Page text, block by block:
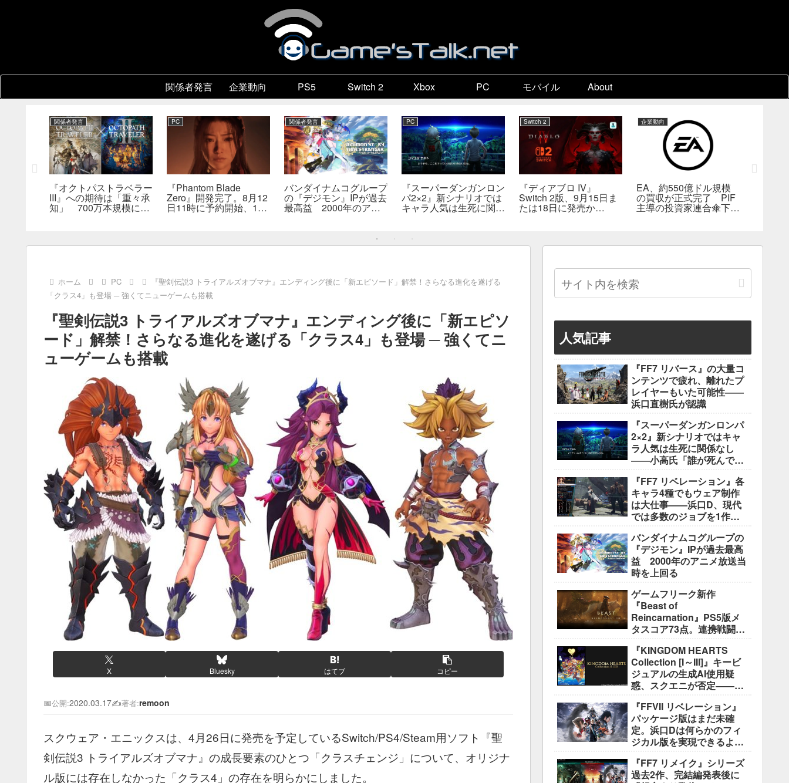
関係者発言 企業動向 PS5 Switch 2 Xbox PC モバイル About
関係者発言
『オクトパストラベラー
III』への期待は「重々承
知」 700万本規模に成
PC
『Phantom Blade
Zero』開発完了。8月12
日11時に予約開始、11
関係者発言
バンダイナムコグループ
の『デジモン』IPが過去
最高益 2000年のアニ
PC
『スーパーダンガンロン
パ2×2』新シナリオでは
キャラ人気は生死に関係
らないで」
Switch 2
『ディアブロ IV』
Switch 2版、9月15日ま
たは18日に発売か
企業動向
EA、約550億ドル規模
の買収が正式完了 PIF
主導の投資家連合傘下で
満
ホーム PC
『聖剣伝説3 トライアルズオブマナ』エンディング後に「新エピソード」解禁！さらなる進化を遂げる
「クラス4」も登場 ─ 強くてニューゲームも搭載
『聖剣伝説3 トライアルズオブマナ』エンディング後に「新エピソ
ード」解禁！さらなる進化を遂げる「クラス4」も登場 ─ 強くてニ
ューゲームも搭載
X Bluesky はてブ コピー
📅公開:2020.03.17✍️著者:remoon
スクウェア・エニックスは、4月26日に発売を予定しているSwitch/PS4/Steam用ソフト『聖
剣伝説3 トライアルズオブマナ』の成長要素のひとつ「クラスチェンジ」について、オリジナ
ル版には存在しなかった「クラス4」の存在を明らかにしました。
人気記事
『FF7 リバース』の大量コ
ンテンツで疲れ、離れたプ
レイヤーもいた可能性――
浜口直樹氏が認識
『スーパーダンガンロンパ
2×2』新シナリオではキャ
ラ人気は生死に関係なし
――小高氏「誰が死んでも
で」
『FF7 リベレーション』各
キャラ4種でもウェア制作
は大仕事――浜口D、現代
では多数のジョブを1作に
説明
バンダイナムコグループの
『デジモン』IPが過去最高
益 2000年のアニメ放送当
時を上回る
ゲームフリーク新作
『Beast of
Reincarnation』PS5版メ
タスコア73点。連携戦闘は
き”には不満
『KINGDOM HEARTS
Collection [I～III]』キービ
ジュアルの生成AI使用疑
惑、スクエニが否定――不
ス」
『FFVII リベレーション』
パッケージ版はまだ未確
定。浜口Dは何らかのフィ
ジカル版を実現できるよう
『FF7 リメイク』シリーズ
過去2作、完結編発表後に